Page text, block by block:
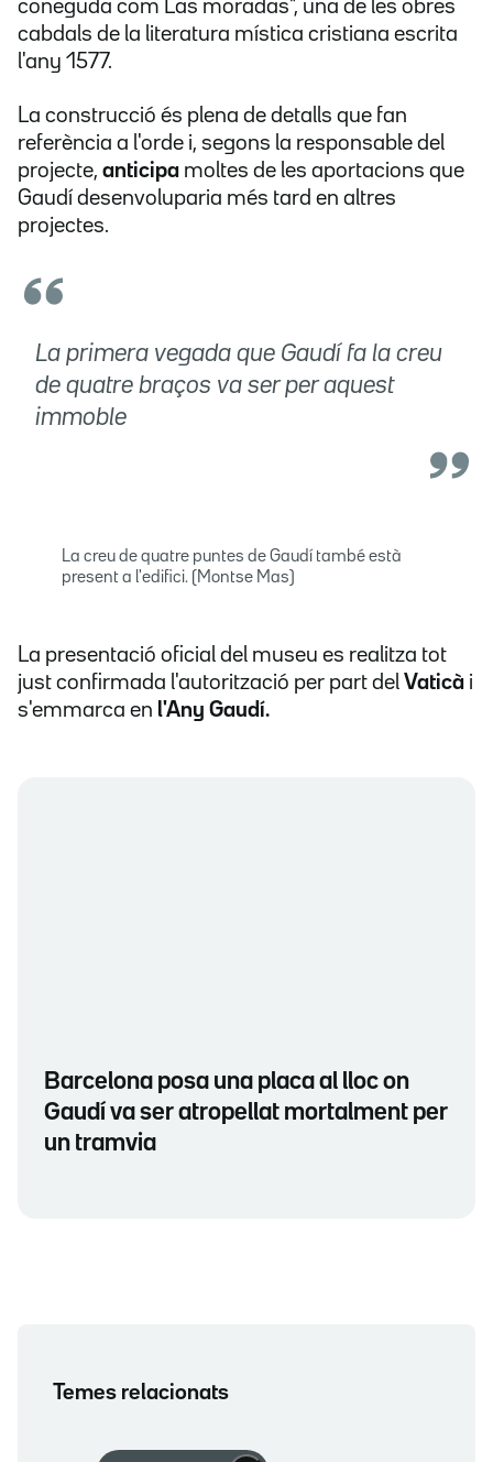
coneguda com Las moradas", una de les obres
cabdals de la literatura mística cristiana escrita
l'any 1577.
La construcció és plena de detalls que fan
referència a l'orde i, segons la responsable del
projecte, anticipa moltes de les aportacions que
Gaudí desenvoluparia més tard en altres
projectes.
La primera vegada que Gaudí fa la creu
de quatre braços va ser per aquest
immoble
La creu de quatre puntes de Gaudí també està
present a l'edifici. (Montse Mas)
La presentació oficial del museu es realitza tot
just confirmada l'autorització per part del Vaticà i
s'emmarca en l'Any Gaudí.
Barcelona posa una placa al lloc on
Gaudí va ser atropellat mortalment per
un tramvia
Temes relacionats